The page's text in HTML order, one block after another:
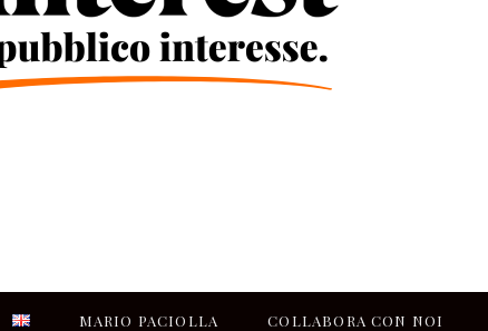
MARIO PACIOLLA COLLABORA CON NOI